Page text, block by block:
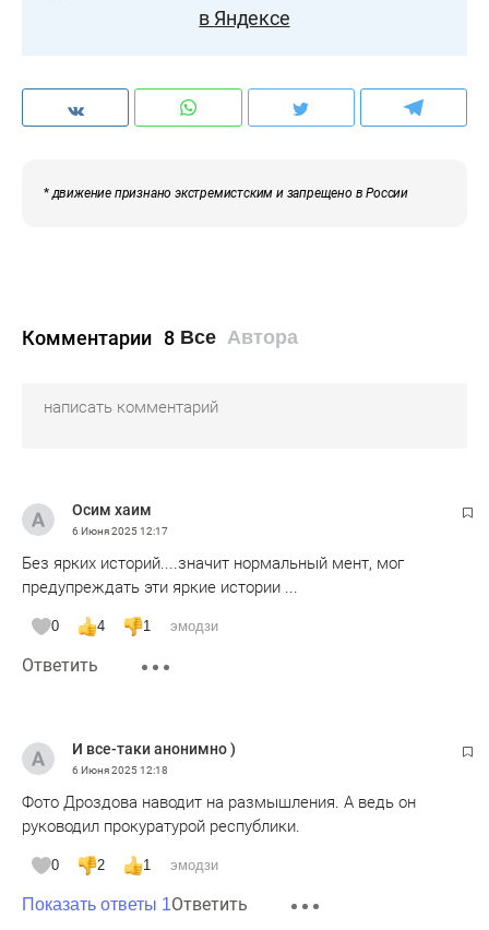
в Яндексе
*движение признано экстремистским и запрещено в России
Комментарии 8 Все Автора
Осим хаим
6 Июня 202512:17
Без ярких историй....значит нормальный мент, мог
предупреждать эти яркие истории ...
0 4 1 эмодзи
Ответить
И все-таки анонимно )
6 Июня 202512:18
Фото Дроздова наводит на размышления. А ведь он
руководил прокуратурой республики.
0 2 1 эмодзи
Показать ответы 1Ответить